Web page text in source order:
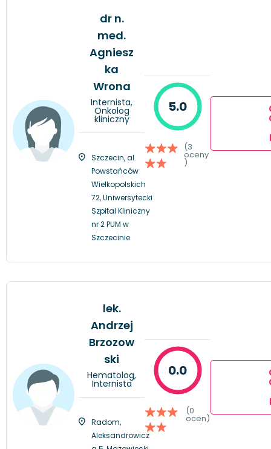
dr n.
med.
Agniesz
ka
Wrona
Internista,
Onkolog
kliniczny
Szczecin, al.
Powstańców
Wielkopolskich
72, Uniwersytecki
Szpital Kliniczny
nr 2 PUM w
Szczecinie
5.0
(3
oceny
)
lek.
Andrzej
Brzozow
ski
Hematolog,
Internista
Radom,
Aleksandrowicz
0.0
(0
ocen)